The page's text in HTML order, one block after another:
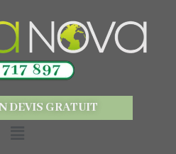
DEVIS GRATUIT